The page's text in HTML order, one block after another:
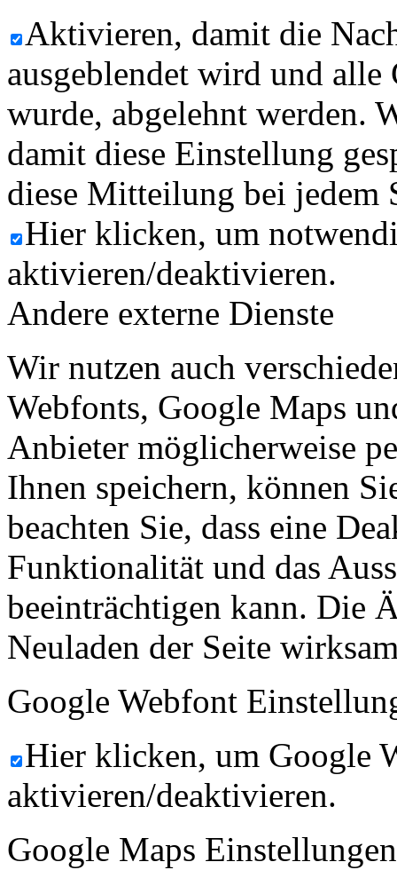
Aktivieren, damit die
ausgeblendet wird und
wurde, abgelehnt werden.
damit diese Einstellung
diese Mitteilung bei jedem
Hier klicken, um
aktivieren/deaktivieren.
Andere externe Dienste
Wir nutzen auch
Webfonts, Google Maps
Anbieter möglicherweise
Ihnen speichern, können
beachten Sie, dass eine
Funktionalität und das
beeinträchtigen kann. Die
Neuladen der Seite
Google Webfont
Hier klicken, um Google
aktivieren/deaktivieren.
Google Maps